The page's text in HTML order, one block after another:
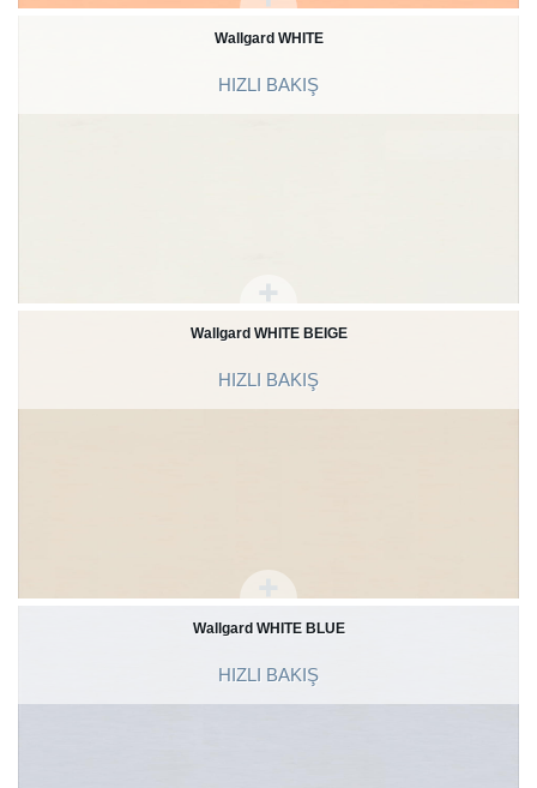
Wallgard WHITE
HIZLI BAKIŞ
Wallgard WHITE BEIGE
HIZLI BAKIŞ
Wallgard WHITE BLUE
HIZLI BAKIŞ